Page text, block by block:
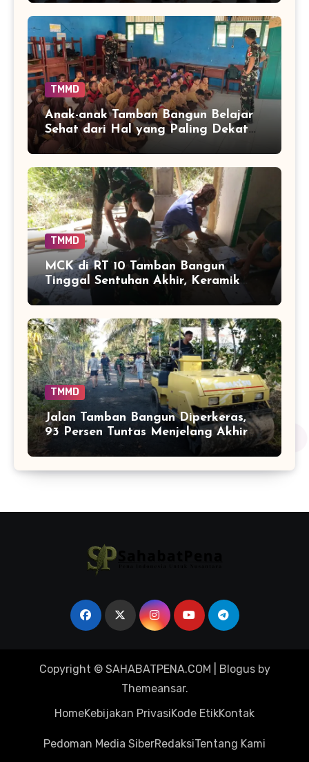
TMMD
Anak-anak Tamban Bangun Belajar
Sehat dari Hal yang Paling Dekat
dengan Keseharian
TMMD
MCK di RT 10 Tamban Bangun
Tinggal Sentuhan Akhir, Keramik
Capai 75 Persen
TMMD
Jalan Tamban Bangun Diperkeras,
93 Persen Tuntas Menjelang Akhir
TMMD
Copyright © SAHABATPENA.COM Blogusby
Themeansar.
HomeKebijakan PrivasiKode EtikKontak
Pedoman Media SiberRedaksiTentang Kami